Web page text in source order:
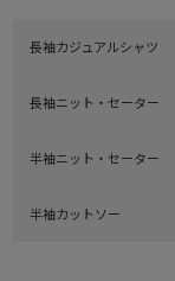
長袖カジュアルシャツ
長袖ニット・セーター
半袖ニット・セーター
半袖カットソー